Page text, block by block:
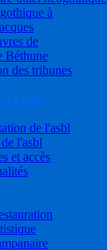
à
de
Béthune
des tribunes
à Liège
de l'asbl
l'asbl
et accès